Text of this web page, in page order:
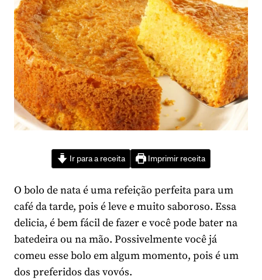
Ir para a receita Imprimir receita
O bolo de nata é uma refeição perfeita para um
café da tarde, pois é leve e muito saboroso. Essa
delicia, é bem fácil de fazer e você pode bater na
batedeira ou na mão. Possivelmente você já
comeu esse bolo em algum momento, pois é um
dos preferidos das vovós.